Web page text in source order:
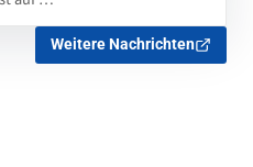
Weitere Nachrichten